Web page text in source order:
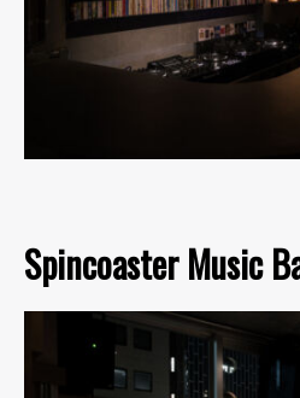
Spincoaster Music